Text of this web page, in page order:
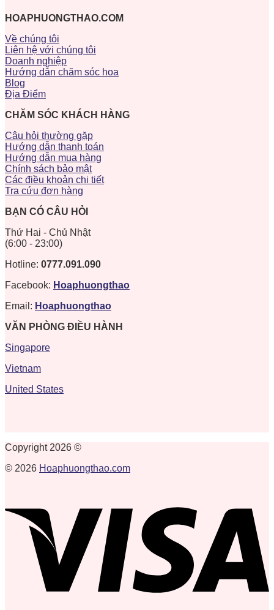
HOAPHUONGTHAO.COM
Về chúng tôi
Liên hệ với chúng tôi
Doanh nghiệp
Hướng dẫn chăm sóc hoa
Blog
Địa Điểm
CHĂM SÓC KHÁCH HÀNG
Câu hỏi thường gặp
Hướng dẫn thanh toán
Hướng dẫn mua hàng
Chính sách bảo mật
Các điều khoản chi tiết
Tra cứu đơn hàng
BẠN CÓ CÂU HỎI
Thứ Hai - Chủ Nhật
(6:00 - 23:00)
Hotline: 0777.091.090
Facebook: Hoaphuongthao
Email: Hoaphuongthao
VĂN PHÒNG ĐIỀU HÀNH
Singapore
Vietnam
United States
Copyright 2026 ©
© 2026 Hoaphuongthao.com